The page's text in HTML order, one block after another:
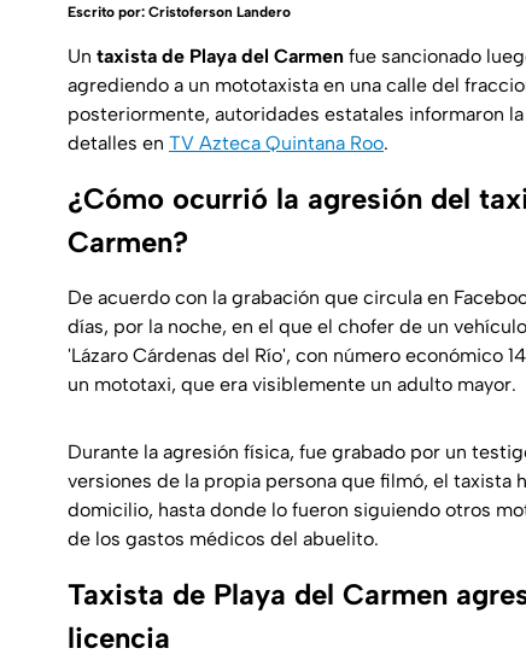
Escrito por: Cristoferson Landero
Un taxista de Playa del Carmen fue sancionado
agrediendo a un mototaxista en una calle del
posteriormente, autoridades estatales informaron
detalles en TV Azteca Quintana Roo.
¿Cómo ocurrió la agresión del
Carmen?
De acuerdo con la grabación que circula en
días, por la noche, en el que el chofer de un
'Lázaro Cárdenas del Río', con número económico
un mototaxi, que era visiblemente un adulto mayor.
Durante la agresión física, fue grabado por un
versiones de la propia persona que filmó, el taxista
domicilio, hasta donde lo fueron siguiendo otros
de los gastos médicos del abuelito.
Taxista de Playa del Carmen
licencia